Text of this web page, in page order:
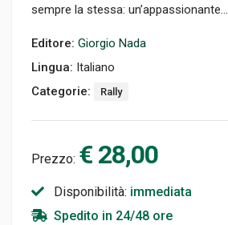
sempre la stessa: un’appassionante...
Editore: Giorgio Nada
Lingua: Italiano
Categorie:
Rally
Prezzo: € 28,00
Disponibilità: immediata
Spedito in 24/48 ore